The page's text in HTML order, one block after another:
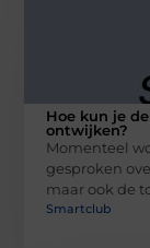
Hoe kun je
ontwijken?
Momenteel
gesproken
maar ook de
Smartclub